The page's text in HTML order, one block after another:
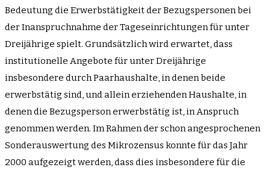
Bedeutung die Erwerbstätigkeit der Bezugspersonen bei
der Inanspruchnahme der Tageseinrichtungen für unter
Dreijährige spielt. Grundsätzlich wird erwartet, dass
institutionelle Angebote für unter Dreijährige
insbesondere durch Paarhaushalte, in denen beide
erwerbstätig sind, und allein erziehenden Haushalte, in
denen die Bezugsperson erwerbstätig ist, in Anspruch
genommen werden. Im Rahmen der schon angesprochenen
Sonderauswertung des Mikrozensus konnte für das Jahr
2000 aufgezeigt werden, dass dies insbesondere für die